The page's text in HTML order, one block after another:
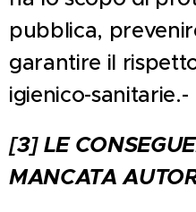
pubblica,
garantire il
igienico-sanitarie.-
[3] LE
MANCATA